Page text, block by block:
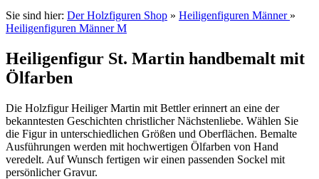
Sie sind hier: Der Holzfiguren Shop » Heiligenfiguren Männer »
Heiligenfiguren Männer M
Heiligenfigur St. Martin handbemalt mit
Ölfarben
Die Holzfigur Heiliger Martin mit Bettler erinnert an eine der
bekanntesten Geschichten christlicher Nächstenliebe. Wählen Sie
die Figur in unterschiedlichen Größen und Oberflächen. Bemalte
Ausführungen werden mit hochwertigen Ölfarben von Hand
veredelt. Auf Wunsch fertigen wir einen passenden Sockel mit
persönlicher Gravur.